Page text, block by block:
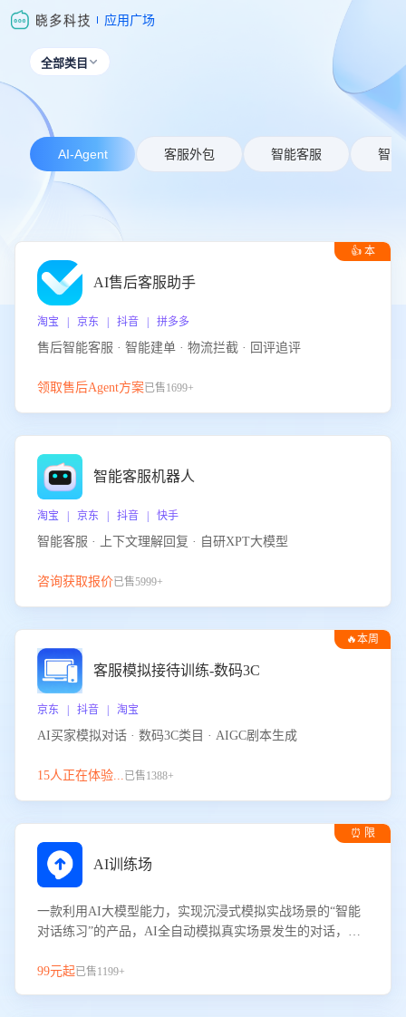
应用广场
全部类目 
AI-Agent 客服外包 智能客服 智能
👍 本
AI售后客服助手
淘宝 | 京东 | 抖音 | 拼多多
售后智能客服 · 智能建单 · 物流拦截 · 回评追评
领取售后Agent方案已售1699+
智能客服机器人
淘宝 | 京东 | 抖音 | 快手
智能客服 · 上下文理解回复 · 自研XPT大模型
咨询获取报价已售5999+
🔥本周
客服模拟接待训练-数码3C
京东 | 抖音 | 淘宝
AI买家模拟对话 · 数码3C类目 · AIGC剧本生成
15人正在体验...已售1388+
⏰ 限
AI训练场
一款利用AI大模型能力，实现沉浸式模拟实战场景的“智能
对话练习”的产品，AI全自动模拟真实场景发生的对话，企
服能力。
99元起已售1199+